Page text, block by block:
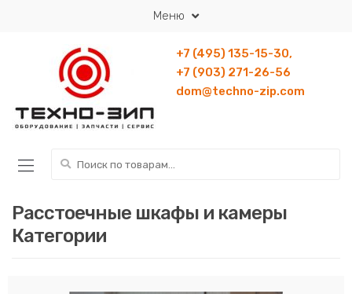
Меню
+7 (495) 135-15-30,
+7 (903) 271-26-56
dom@techno-zip.com
Искать:
Расстоечные шкафы и камеры
Категории